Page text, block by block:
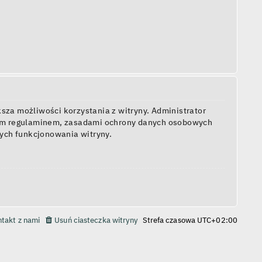
możliwości korzystania z witryny. Administrator
zasadami ochrony danych osobowych
funkcjonowania witryny.
Strefa czasowa UTC+02:00
Usuń ciasteczka witryny
z nami